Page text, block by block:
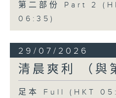
第二部份 Part 2
06:35)
29/07/2026
清晨爽利 （與
足本 Full (HKT